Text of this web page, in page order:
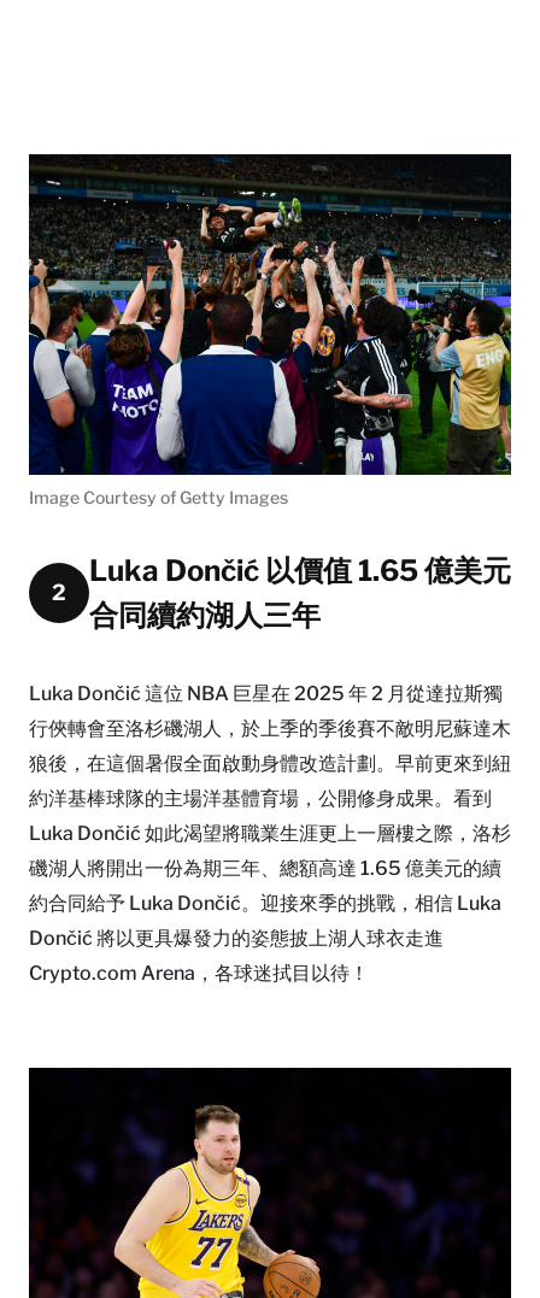
Image Courtesy of Getty Images
2
Luka Dončić 以價值 1.65 億美元
合同續約湖人三年
Luka Dončić 這位 NBA 巨星在 2025 年 2 月從達拉斯獨
行俠轉會至洛杉磯湖人，於上季的季後賽不敵明尼蘇達木
狼後，在這個暑假全面啟動身體改造計劃。早前更來到紐
約洋基棒球隊的主場洋基體育場，公開修身成果。看到
Luka Dončić 如此渴望將職業生涯更上一層樓之際，洛杉
磯湖人將開出一份為期三年、總額高達 1.65 億美元的續
約合同給予 Luka Dončić。迎接來季的挑戰，相信 Luka
Dončić 將以更具爆發力的姿態披上湖人球衣走進
Crypto.com Arena，各球迷拭目以待！